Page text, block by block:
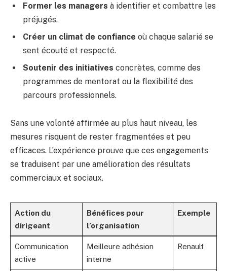
Former les managers à identifier et combattre les
préjugés.
Créer un climat de confiance où chaque salarié se
sent écouté et respecté.
Soutenir des initiatives concrètes, comme des
programmes de mentorat ou la flexibilité des
parcours professionnels.
Sans une volonté affirmée au plus haut niveau, les
mesures risquent de rester fragmentées et peu
efficaces. L’expérience prouve que ces engagements
se traduisent par une amélioration des résultats
commerciaux et sociaux.
Action du
dirigeant
Bénéfices pour
l’organisation
Exemple
Communication
active
Meilleure adhésion
interne
Renault